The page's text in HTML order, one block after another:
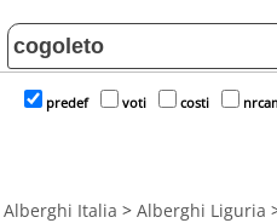
predef voti costi
Alberghi Italia > Alberghi Liguria